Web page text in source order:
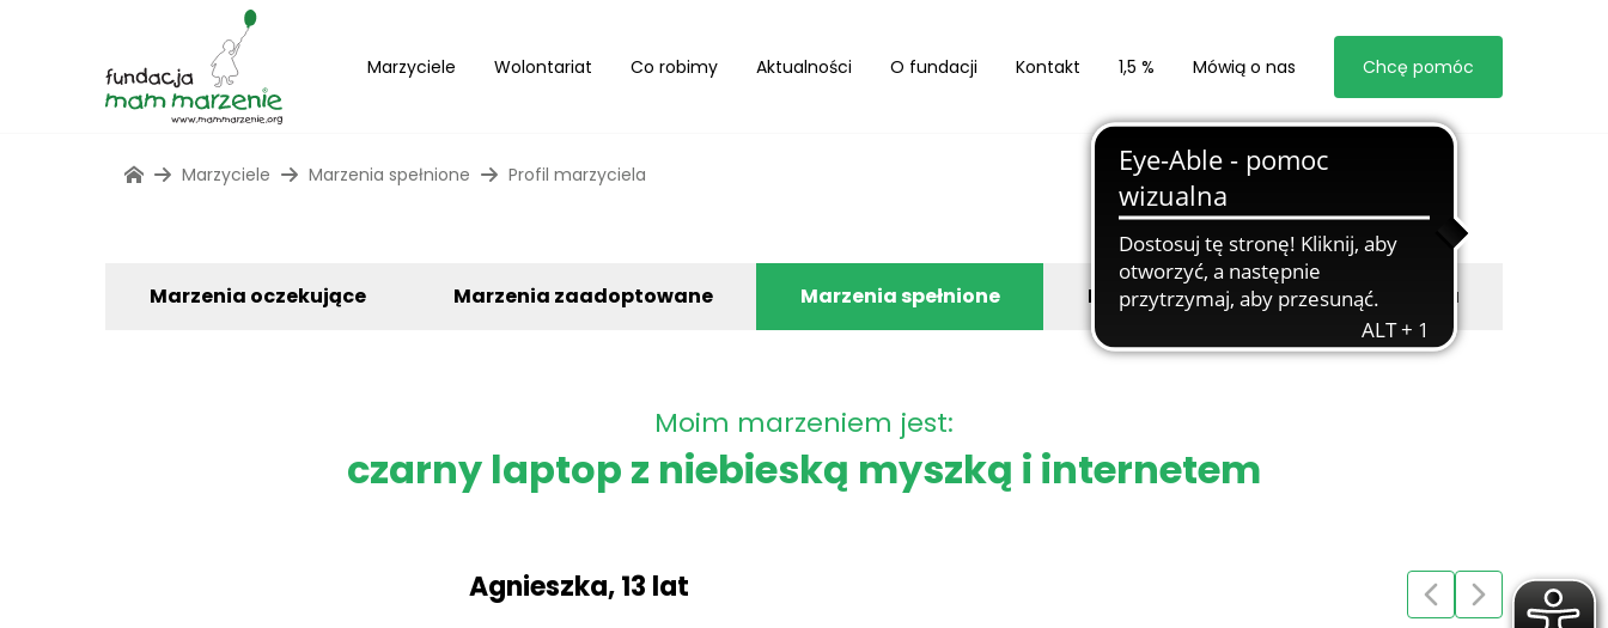
Marzyciele Wolontariat Co robimy Aktualności O fundacji Kontakt 1,5 % Mówią o nas Chcę pomóc
Marzyciele Marzenia spełnione Profil marzyciela
Marzenia oczekujące Marzenia zaadoptowane Marzenia spełnione Byli z nami Zgłoś marzyciela
Moim marzeniem jest:
czarny laptop z niebieską myszką i internetem
Agnieszka, 13 lat